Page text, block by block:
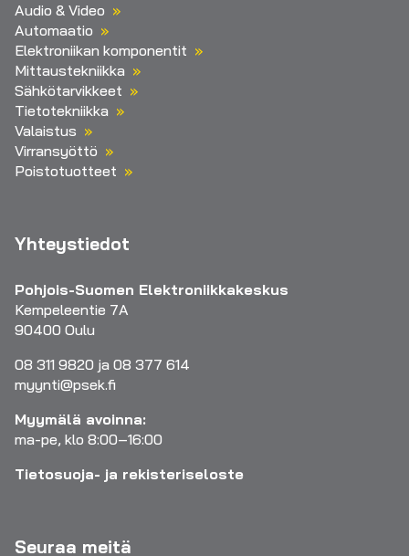
Audio & Video
Automaatio
Elektroniikan komponentit
Mittaustekniikka
Sähkötarvikkeet
Tietotekniikka
Valaistus
Virransyöttö
Poistotuotteet
Yhteystiedot
Pohjois-Suomen Elektroniikkakeskus
Kempeleentie 7A
90400 Oulu
08 311 9820 ja 08 377 614
myynti@psek.fi
Myymälä avoinna:
ma-pe, klo 8:00–16:00
Tietosuoja- ja rekisteriseloste
Seuraa meitä